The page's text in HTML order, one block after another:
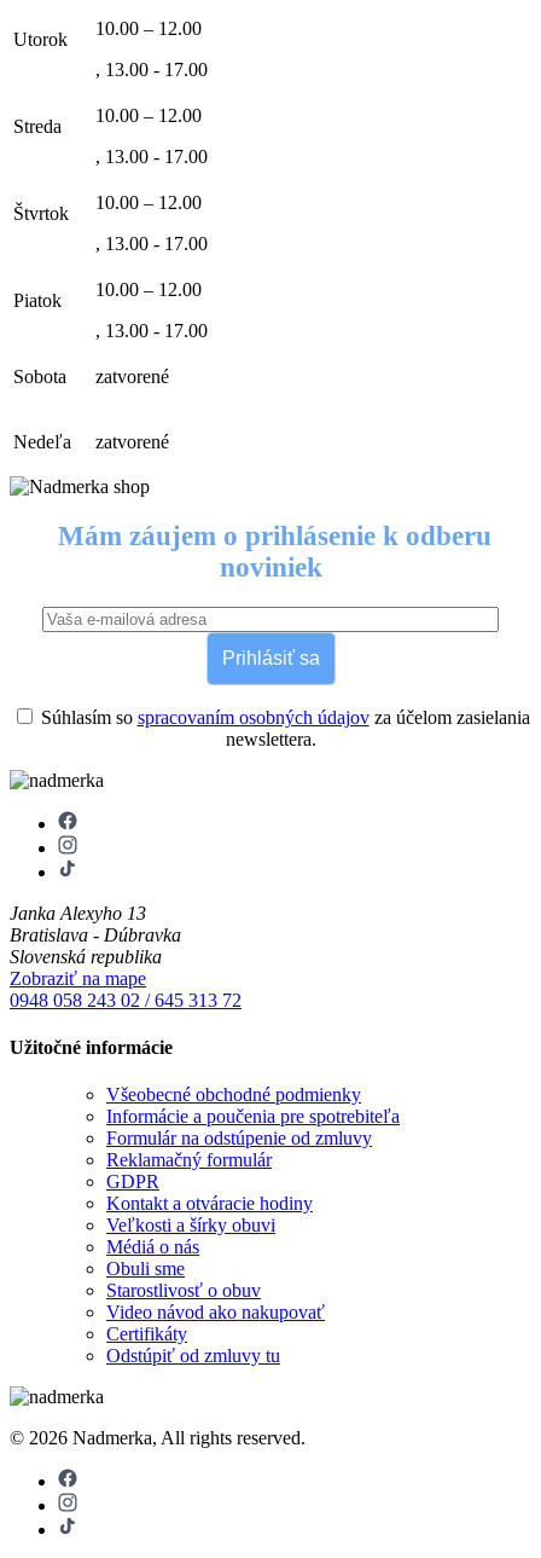
Utorok
10.00 – 12.00
, 13.00 - 17.00
Streda
10.00 – 12.00
, 13.00 - 17.00
Štvrtok
10.00 – 12.00
, 13.00 - 17.00
Piatok
10.00 – 12.00
, 13.00 - 17.00
Sobota zatvorené
Nedeľa zatvorené
Mám záujem o prihlásenie k odberu
noviniek
Prihlásiť sa
Súhlasím so spracovaním osobných údajovza účelom zasielania
newslettera.
Janka Alexyho 13
Bratislava - Dúbravka
Slovenská republika
Zobraziť na mape
0948 058 243 02 / 645 313 72
Užitočné informácie
Všeobecné obchodné podmienky
Informácie a poučenia pre spotrebiteľa
Formulár na odstúpenie od zmluvy
Reklamačný formulár
GDPR
Kontakt a otváracie hodiny
Veľkosti a šírky obuvi
Médiá o nás
Obuli sme
Starostlivosť o obuv
Video návod ako nakupovať
Certifikáty
Odstúpiť od zmluvy tu
© 2026 Nadmerka, All rights reserved.